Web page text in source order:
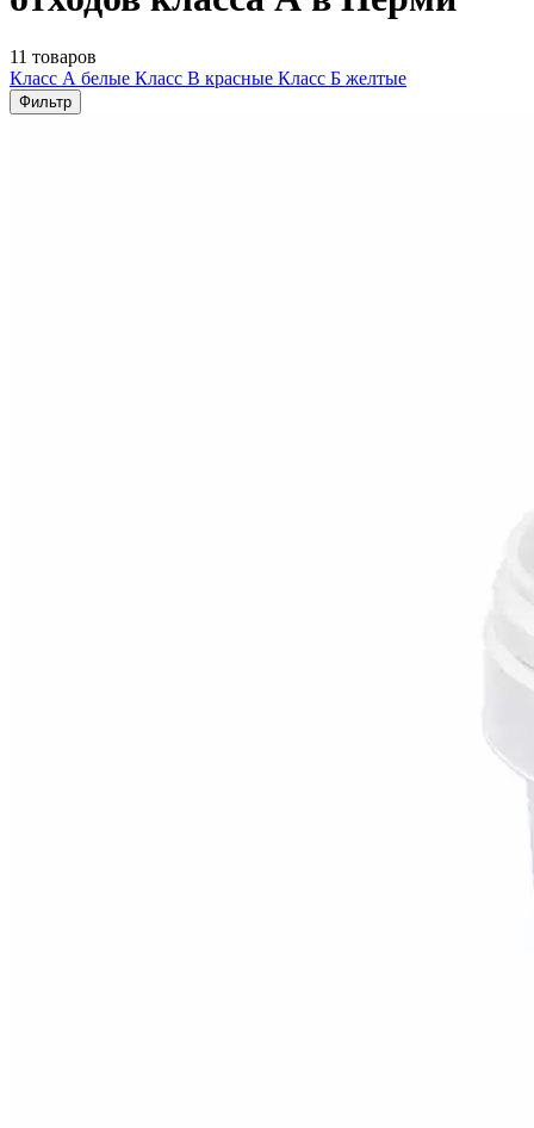
11 товаров
Класс А белые Класс В красные Класс Б желтые
Фильтр